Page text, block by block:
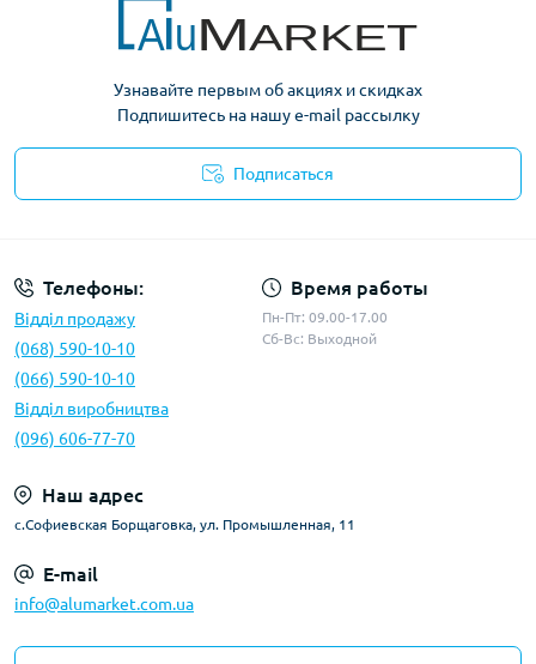
Узнавайте первым об акциях и скидках
Подпишитесь на нашу e-mail рассылку
Подписаться
Телефоны:
Відділ продажу
(068) 590-10-10
(066) 590-10-10
Відділ виробництва
(096) 606-77-70
Время работы
Пн-Пт: 09.00-17.00
Сб-Вс: Выходной
Наш адрес
с.Софиевская Борщаговка, ул. Промышленная, 11
E-mail
info@alumarket.com.ua